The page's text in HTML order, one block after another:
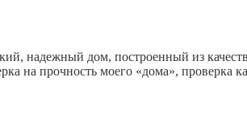
надежный дом, построенный из
на прочность моего «дома», проверка